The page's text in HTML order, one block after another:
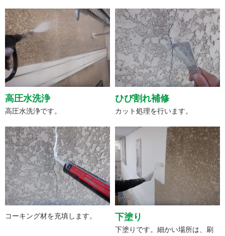
高圧水洗浄
高圧水洗浄です。
ひび割れ補修
カット処理を行います。
コーキング材を充填します。 下塗り
下塗りです。細かい場所は、刷